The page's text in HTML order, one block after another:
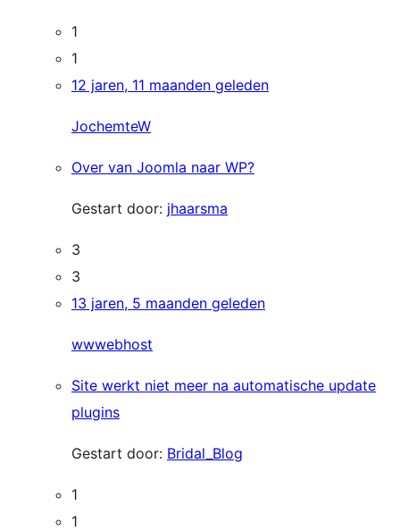
1
1
12 jaren, 11 maanden geleden
JochemteW
Over van Joomla naar WP?
Gestart door: jhaarsma
3
3
13 jaren, 5 maanden geleden
wwwebhost
Site werkt niet meer na automatische update
plugins
Gestart door: Bridal_Blog
1
1